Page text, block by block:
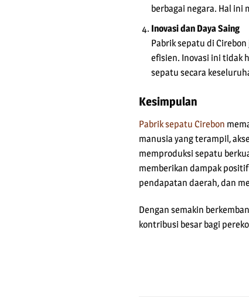
berbagai negara. Hal ini
Inovasi dan Daya Saing
Pabrik sepatu di
efisien. Inovasi ini tidak
sepatu secara
Kesimpulan
Pabrik sepatu Cirebon
manusia yang terampil,
memproduksi sepatu
memberikan dampak
pendapatan daerah, dan
Dengan semakin
kontribusi besar bagi